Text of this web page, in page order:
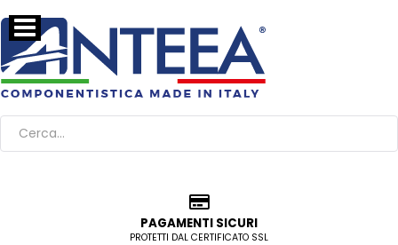
PAGAMENTI SICURI
PROTETTI DAL CERTIFICATO SSL